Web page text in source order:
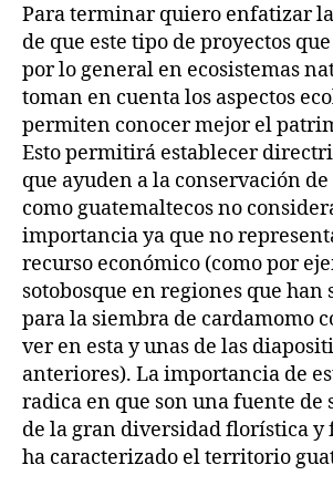
Para terminar quiero enfatizar
de que este tipo de proyectos
por lo general en ecosistemas
toman en cuenta los aspectos
permiten conocer mejor el
Esto permitirá establecer
que ayuden a la conservación de
como guatemaltecos no
importancia ya que no
recurso económico (como por
sotobosque en regiones que
para la siembra de cardamomo
ver en esta y unas de las
anteriores). La importancia de
radica en que son una fuente de
de la gran diversidad florística y
ha caracterizado el territorio